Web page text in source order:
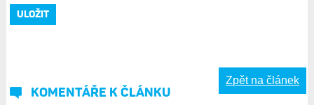
KOMENTÁŘE K ČLÁNKU
Zpět na článek